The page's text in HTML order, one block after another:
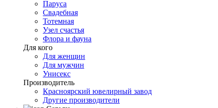
Паруса
Свадебная
Тотемная
Узел счастья
Флора и фауна
Для кого
Для женщин
Для мужчин
Унисекс
Производитель
Красноярский ювелирный завод
Другие производители